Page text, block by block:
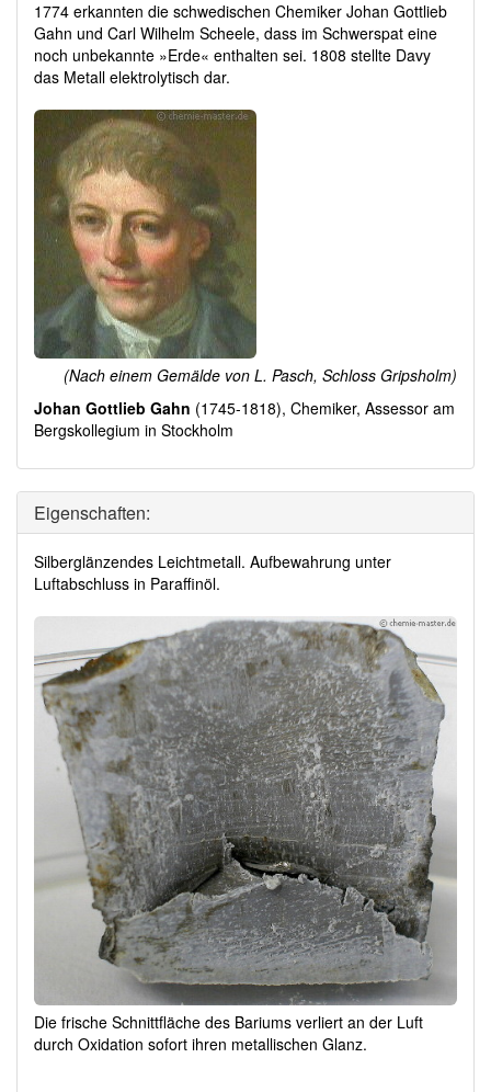
1774 erkannten die schwedischen Chemiker Johan Gottlieb
Gahn und Carl Wilhelm Scheele, dass im Schwerspat eine
noch unbekannte »Erde« enthalten sei. 1808 stellte Davy
das Metall elektrolytisch dar.
(Nach einem Gemälde von L. Pasch, Schloss Gripsholm)
Johan Gottlieb Gahn (1745-1818), Chemiker, Assessor am
Bergskollegium in Stockholm
Eigenschaften:
Silberglänzendes Leichtmetall. Aufbewahrung unter
Luftabschluss in Paraffinöl.
Die frische Schnittfläche des Bariums verliert an der Luft
durch Oxidation sofort ihren metallischen Glanz.